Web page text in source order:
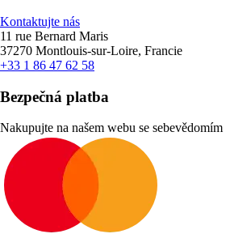
Kontaktujte nás
11 rue Bernard Maris
37270 Montlouis-sur-Loire, Francie
+33 1 86 47 62 58
Bezpečná platba
Nakupujte na našem webu se sebevědomím